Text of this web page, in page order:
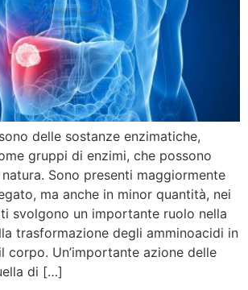
delle sostanze enzimatiche,
gruppi di enzimi, che possono
Sono presenti maggiormente
ma anche in minor quantità, nei
svolgono un importante ruolo nella
trasformazione degli amminoacidi in
corpo. Un’importante azione delle
di […]